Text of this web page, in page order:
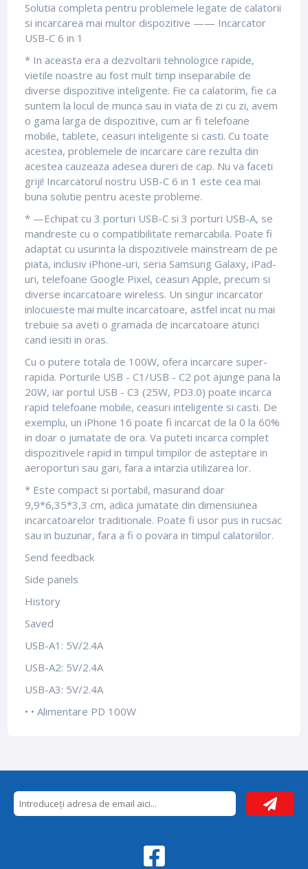
Solutia completa pentru problemele legate de calatorii
si incarcarea mai multor dispozitive —— Incarcator
USB-C 6 in 1
* In aceasta era a dezvoltarii tehnologice rapide,
vietile noastre au fost mult timp inseparabile de
diverse dispozitive inteligente. Fie ca calatorim, fie ca
suntem la locul de munca sau in viata de zi cu zi, avem
o gama larga de dispozitive, cum ar fi telefoane
mobile, tablete, ceasuri inteligente si casti. Cu toate
acestea, problemele de incarcare care rezulta din
acestea cauzeaza adesea dureri de cap. Nu va faceti
griji! Incarcatorul nostru USB-C 6 in 1 este cea mai
buna solutie pentru aceste probleme.
* —Echipat cu 3 porturi USB-C si 3 porturi USB-A, se
mandreste cu o compatibilitate remarcabila. Poate fi
adaptat cu usurinta la dispozitivele mainstream de pe
piata, inclusiv iPhone-uri, seria Samsung Galaxy, iPad-
uri, telefoane Google Pixel, ceasuri Apple, precum si
diverse incarcatoare wireless. Un singur incarcator
inlocuieste mai multe incarcatoare, astfel incat nu mai
trebuie sa aveti o gramada de incarcatoare atunci
cand iesiti in oras.
Cu o putere totala de 100W, ofera incarcare super-
rapida. Porturile USB - C1/USB - C2 pot ajunge pana la
20W, iar portul USB - C3 (25W, PD3.0) poate incarca
rapid telefoane mobile, ceasuri inteligente si casti. De
exemplu, un iPhone 16 poate fi incarcat de la 0 la 60%
in doar o jumatate de ora. Va puteti incarca complet
dispozitivele rapid in timpul timpilor de asteptare in
aeroporturi sau gari, fara a intarzia utilizarea lor.
* Este compact si portabil, masurand doar
9,9*6,35*3,3 cm, adica jumatate din dimensiunea
incarcatoarelor traditionale. Poate fi usor pus in rucsac
sau in buzunar, fara a fi o povara in timpul calatoriilor.
Send feedback
Side panels
History
Saved
USB-A1: 5V/2.4A
USB-A2: 5V/2.4A
USB-A3: 5V/2.4A
• • Alimentare PD 100W